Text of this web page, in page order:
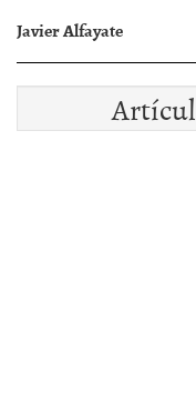
Javier Alfayate